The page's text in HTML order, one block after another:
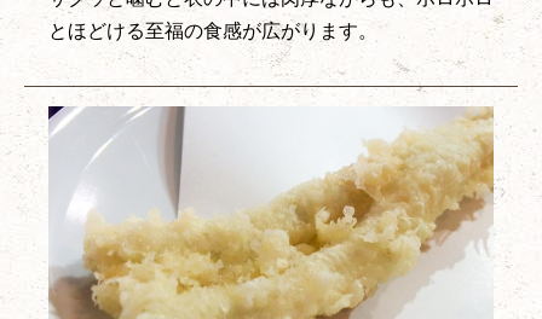
とほどける至福の食感が広がります。